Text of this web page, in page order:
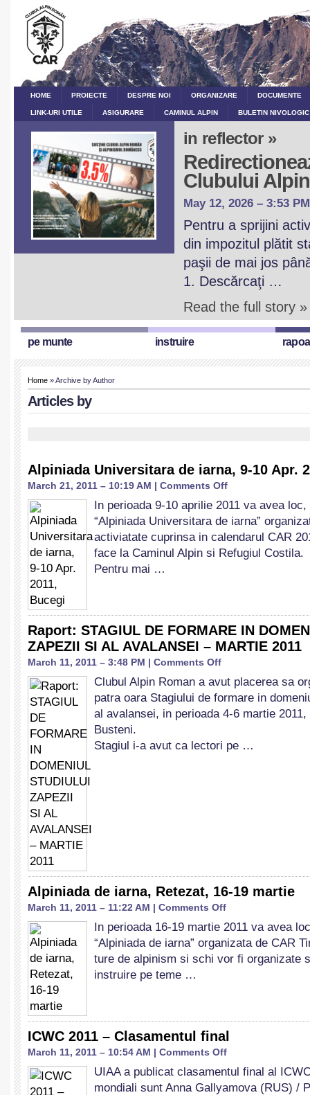
HOME PROIECTE DESPRE NOI ORGANIZARE DOCUMENTE
LINK-URI UTILE ASIGURARE CAMINUL ALPIN BULETIN
in reflector »
Clubului
May 12, 2026 – 3:53 PM
Pentru a sprijini
din impozitul plătit
paşii de mai jos
1. Descărcaţi …
Read the full story »
pe munte instruire
Home » Archive by Author
Articles by
Alpiniada Universitara de iarna, 9-10 Apr.
March 21, 2011 – 10:19 AM | Comments Offon
Universitara
de
iarna,
10
In perioada 9-10 aprilie 2011 va avea
“Alpiniada Universitara de iarna”
activiatate cuprinsa in calendarul CAR
face la Caminul Alpin si Refugiul Costila.
Pentru mai …
Raport: STAGIUL DE FORMARE IN
ZAPEZII SI AL AVALANSEI – MARTIE 2011
March 11, 2011 – 3:48 PM | Comments Offon
STAGIUL
DE
FORMARE
STUDIULUI
Clubul Alpin Roman a avut placerea sa
patra oara Stagiului de formare in
al avalansei, in perioada 4-6 martie
Busteni.
Stagiul i-a avut ca lectori pe …
Alpiniada de iarna, Retezat, 16-19 martie
March 11, 2011 – 11:22 AM | Comments Offon
de
iarna,
Retezat,
In perioada 16-19 martie 2011 va avea
“Alpiniada de iarna” organizata de CAR
ture de alpinism si schi vor fi organizate
instruire pe teme …
ICWC 2011 – Clasamentul final
March 11, 2011 – 10:54 AM | Comments Offon
2011
–
UIAA a publicat clasamentul final al
mondiali sunt Anna Gallyamova (RUS) /